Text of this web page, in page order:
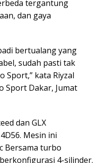
tergantung
dan gaya
bertualang yang
sudah pasti tak
Sport,” kata Riyzal
Sport Dakar, Jumat
dan GLX
Mesin ini
Bersama turbo
4-silinder.